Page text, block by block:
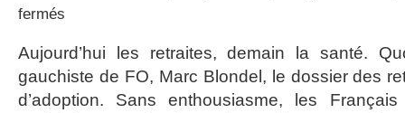
fermés
du
syndicalisme
Aujourd’hui les retraites, demain la santé.
gauchiste de FO, Marc Blondel, le dossier des
d’adoption. Sans enthousiasme, les